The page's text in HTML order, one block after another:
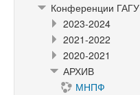
Конференции ГАГУ
2023-2024
2021-2022
2020-2021
АРХИВ
МНПФ